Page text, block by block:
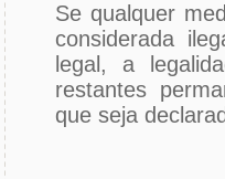
Se qualquer
considerada
legal, a
restantes
que seja